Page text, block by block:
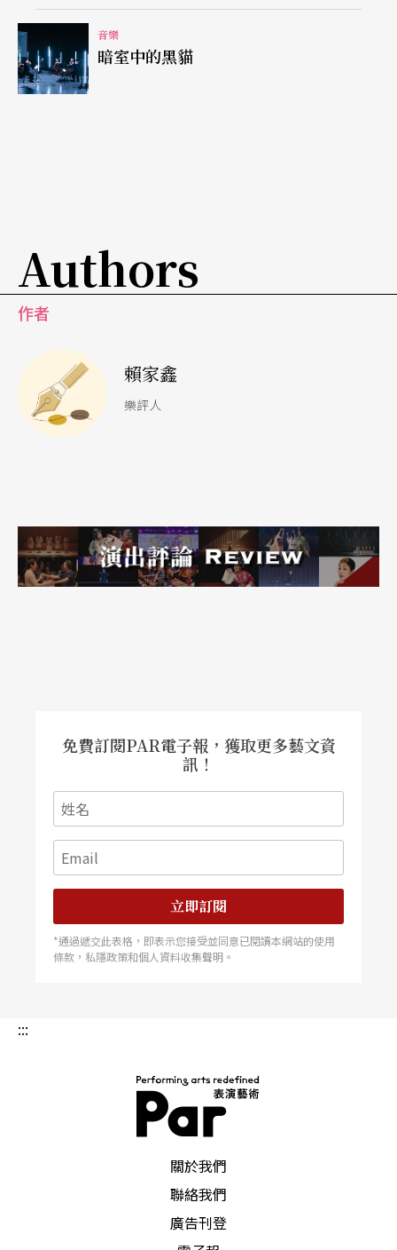
烈，但是他將第二號的聲部重奏統合與帶領得更為
細緻與豐厚，聲響上的變化性也更為豐富，在如沐
春風時，空氣中仍飄著淡淡的憂傷。第一大提琴的
這是一場罕見的絃樂六重奏音樂會，且是單一作曲
家的演出。這樣的曲目，在過去能有六成以上的觀
眾，都已經算是不錯的，而TC以精采的黃金組合演
奏這樣的室內樂曲目，帶給觀眾嚴謹、深度與熱情
兼具的演出，將青年布拉姆斯的美麗與哀愁，詮釋
音樂
暗室中的黑貓
Authors
作者
賴家鑫
樂評人
免費訂閱PAR電子報，獲取更多藝文資
訊！
立即訂閱
*通過遞交此表格，即表示您接受並同意已閱讀本網站的使用
條款，私隱政策和個人資料收集聲明。
:::
關於我們
聯絡我們
廣告刊登